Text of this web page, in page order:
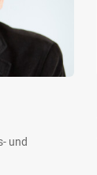
und